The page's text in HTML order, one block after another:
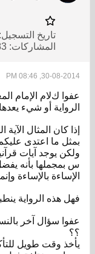
تاريخ التسجيل:
المشاركات:
30-08-2014, 08:46 PM
عفوا كﻻم اﻹمام
الرواية أو شيء
إذا كان المثال
بمثل ما اعتدى
ولكن يوجد آيات
س بمجملها بأنه
اﻹساءة باﻹساءة
فهل هذه الرواية
عفوا سؤال آخر
؟؟
يأخذ وقت طويل